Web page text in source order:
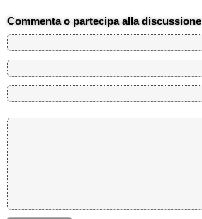
Commenta o partecipa alla discussione